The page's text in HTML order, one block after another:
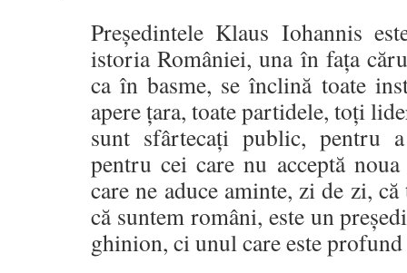
Președintele Klaus Iohannis
istoria României, una în fața
ca în basme, se înclină toate
apere țara, toate partidele, toți
sunt sfârtecați public, pentru
pentru cei care nu acceptă
care ne aduce aminte, zi de zi,
că suntem români, este un
ghinion, ci unul care este